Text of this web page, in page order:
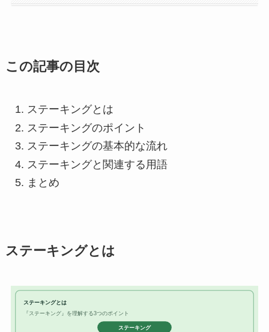
この記事の目次
ステーキングとは
ステーキングのポイント
ステーキングの基本的な流れ
ステーキングと関連する用語
まとめ
ステーキングとは
ステーキングとは
『ステーキング』を理解する3つのポイント
ステーキング